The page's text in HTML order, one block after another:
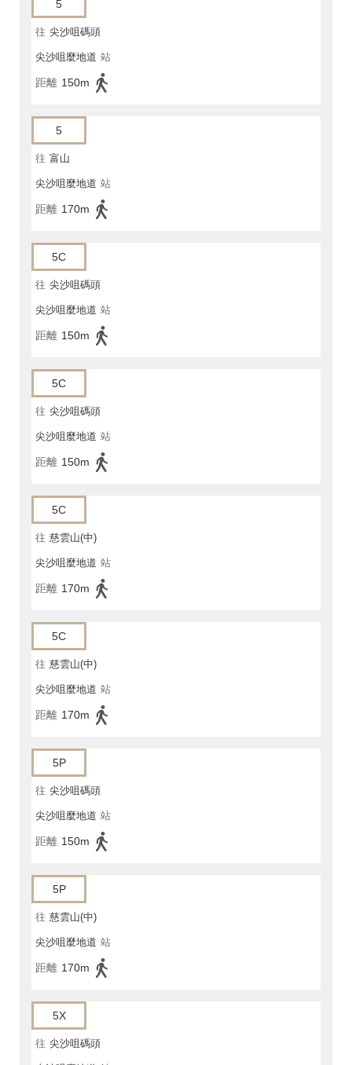
5
往 尖沙咀碼頭
尖沙咀麼地道 站
距離 150m
5
往 富山
尖沙咀麼地道 站
距離 170m
5C
往 尖沙咀碼頭
尖沙咀麼地道 站
距離 150m
5C
往 尖沙咀碼頭
尖沙咀麼地道 站
距離 150m
5C
往 慈雲山(中)
尖沙咀麼地道 站
距離 170m
5C
往 慈雲山(中)
尖沙咀麼地道 站
距離 170m
5P
往 尖沙咀碼頭
尖沙咀麼地道 站
距離 150m
5P
往 慈雲山(中)
尖沙咀麼地道 站
距離 170m
5X
往 尖沙咀碼頭